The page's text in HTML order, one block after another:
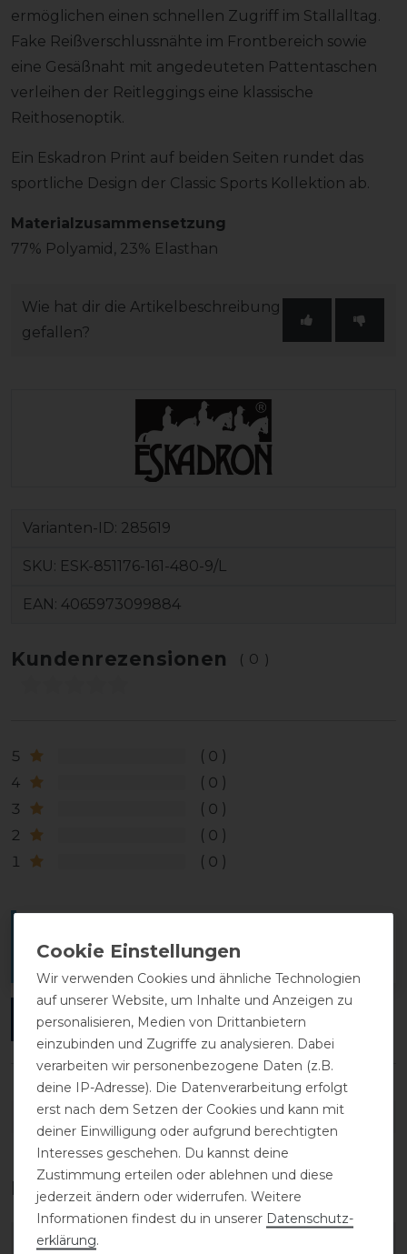
ermöglichen einen schnellen Zugriff im Stallalltag.
Fake Reißverschlussnähte im Frontbereich sowie
eine Gesäßnaht mit angedeuteten Pattentaschen
verleihen der Reitleggings eine klassische
Reithosenoptik.
Ein Eskadron Print auf beiden Seiten rundet das
sportliche Design der Classic Sports Kollektion ab.
Materialzusammensetzung
77% Polyamid, 23% Elasthan
Wie hat dir die Artikelbeschreibung
gefallen?
Varianten-ID: 285619
SKU: ESK-851176-161-480-9/L
EAN: 4065973099884
Kundenrezensionen (0)
5
0
4
0
3
0
2
0
1
0
verfassen.
ANMELDEN
DETAILS ZUR PRODUKTSICHERHEIT
Das perfekte Zubehör für dich
Wir verwenden Cookies und ähnliche Technologien
auf unserer Website, um Inhalte und Anzeigen zu
personalisieren, Medien von Drittanbietern
einzubinden und Zugriffe zu analysieren. Dabei
verarbeiten wir personenbezogene Daten (z.B.
deine IP-Adresse). Die Datenverarbeitung erfolgt
erst nach dem Setzen der Cookies und kann mit
deiner Einwilligung oder aufgrund berechtigten
Interesses geschehen. Du kannst deine
Zustimmung erteilen oder ablehnen und diese
jederzeit ändern oder widerrufen. Weitere
Informationen findest du in unserer Daten­schutz­
erklärung.